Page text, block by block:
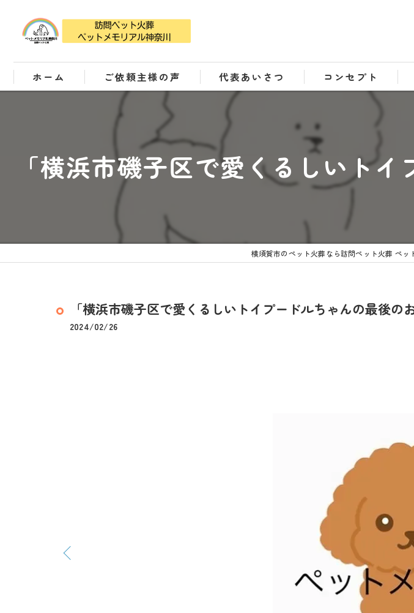
ホーム ご依頼主様の声 代表あいさつ コンセプト
「横浜市磯子区で愛くるしいト
横須賀市のペット火葬なら訪問ペット火葬 ペッ
「横浜市磯子区で愛くるしいトイプードルちゃんの最後の
2024/02/26